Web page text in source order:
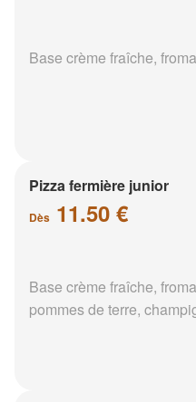
Base crème fraîche,
Pizza fermière junior
Dès 11.50 €
Base crème fraîche,
pommes de terre,